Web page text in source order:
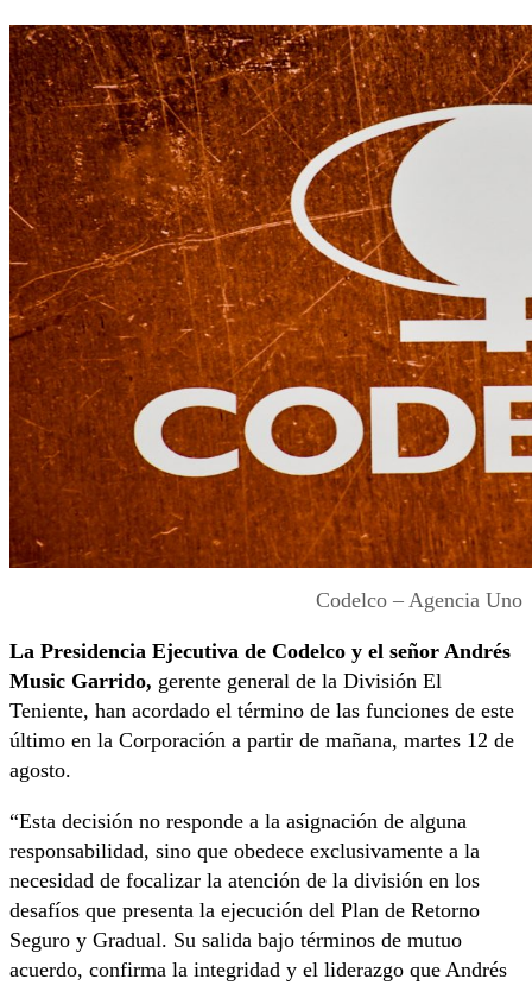
Universidad de Chile
Sustentabilidad
Codelco – Agencia Uno
La Presidencia Ejecutiva de Codelco y el señor Andrés
Music Garrido, gerente general de la División El
Teniente, han acordado el término de las funciones de este
último en la Corporación a partir de mañana, martes 12 de
agosto.
“Esta decisión no responde a la asignación de alguna
responsabilidad, sino que obedece exclusivamente a la
necesidad de focalizar la atención de la división en los
desafíos que presenta la ejecución del Plan de Retorno
Seguro y Gradual. Su salida bajo términos de mutuo
acuerdo, confirma la integridad y el liderazgo que Andrés